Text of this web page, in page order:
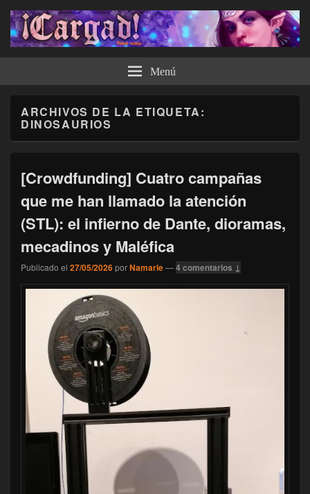
¡Cargad! Menú
ARCHIVOS DE LA ETIQUETA:
DINOSAURIOS
[Crowdfunding] Cuatro campañas
que me han llamado la atención
(STL): el infierno de Dante, dioramas,
mecadinos y Maléfica
Publicado el 27/05/2026porNamarie—4 comentarios ↓